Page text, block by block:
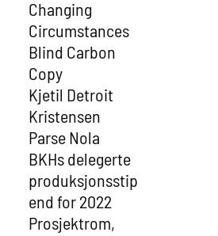
Changing
Circumstances
Blind Carbon
Copy
Kjetil Detroit
Kristensen
Parse Nola
BKHs delegerte
produksjonsstip
end for 2022
Prosjektrom,